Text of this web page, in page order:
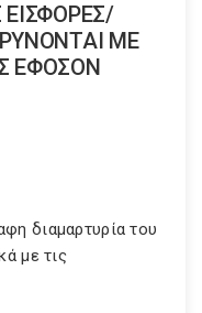
ΜΕ
ΕΦΟΣΟΝ
διαμαρτυρία του
με τις